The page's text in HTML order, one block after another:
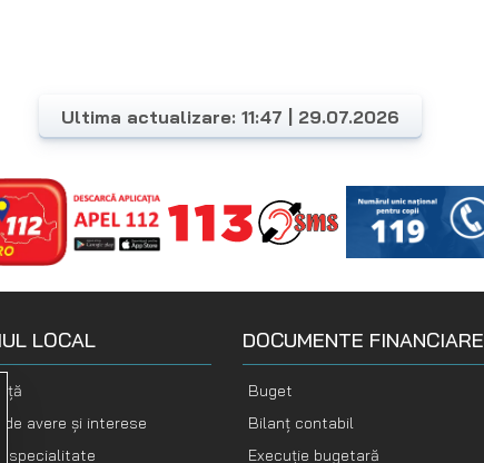
Ultima actualizare: 11:47 | 29.07.2026
LOCAL
de avere și interese
specialitate
DOCUMENTE FINANCIARE
Buget
Bilanț contabil
Execuție bugetară